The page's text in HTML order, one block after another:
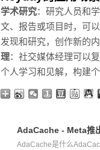
学术研究：研究人员和
文、报告或项目时，可
发现和研究，创作新的内
理：社交媒体经理可以
个人学习和见解，构建个
AdaCache - Meta推
AdaCache是什么